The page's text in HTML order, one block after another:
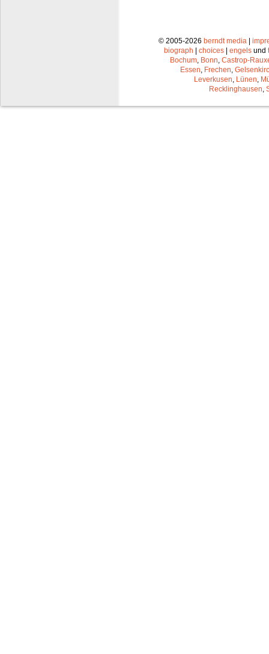
© 2005-2026 berndt media |
biograph | choices | engels und
Bochum Bonn Castrop-
Essen Frechen
Leverkusen Lünen
Recklinghausen